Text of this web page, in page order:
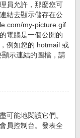
員允許，那麼您可
結去顯示儲存在公
my-picture.gif
電腦是一個公開的
例如您的 hotmail 或
示連結的圖檔，請
可能地閱讀它們。
員控制台。發表全